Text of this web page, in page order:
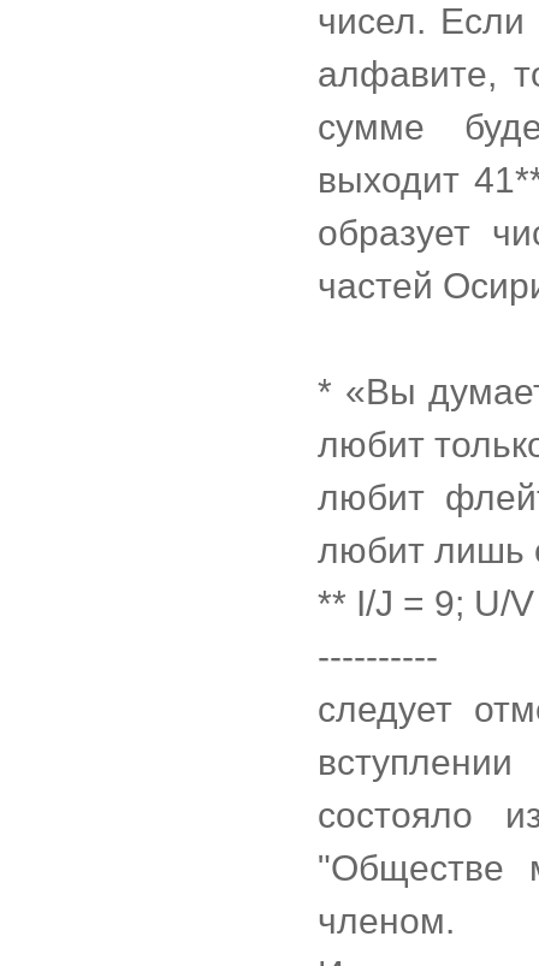
чисел. Если
алфавите,
сумме
выходит
образует
частей
* «Вы
любит
любит
любит лишь
** I/J = 9; U/
----------
следует
состояло
"Обществе
членом.